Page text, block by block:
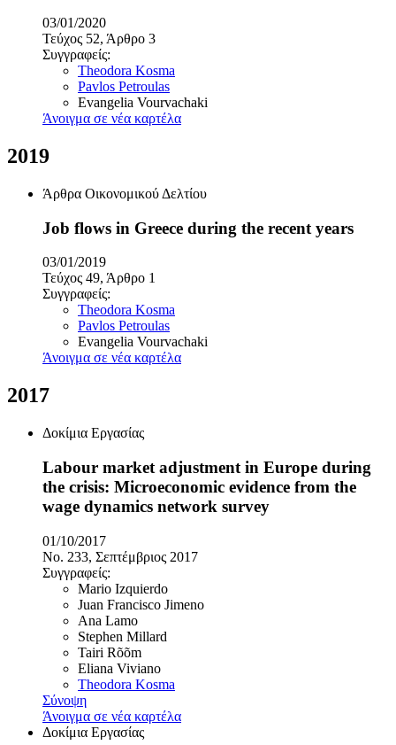
03/01/2020
Τεύχος 52, Άρθρο 3
Συγγραφείς:
Theodora Kosma
Pavlos Petroulas
Evangelia Vourvachaki
Άνοιγμα σε νέα καρτέλα
2019
Άρθρα Οικονομικού Δελτίου
Job flows in Greece during the recent years
03/01/2019
Τεύχος 49, Άρθρο 1
Συγγραφείς:
Theodora Kosma
Pavlos Petroulas
Evangelia Vourvachaki
Άνοιγμα σε νέα καρτέλα
2017
Δοκίμια Εργασίας
Labour market adjustment in Europe during
the crisis: Microeconomic evidence from the
wage dynamics network survey
01/10/2017
No. 233, Σεπτέμβριος 2017
Συγγραφείς:
Mario Izquierdo
Juan Francisco Jimeno
Ana Lamo
Stephen Millard
Tairi Rõõm
Eliana Viviano
Theodora Kosma
Σύνοψη
Άνοιγμα σε νέα καρτέλα
Δοκίμια Εργασίας